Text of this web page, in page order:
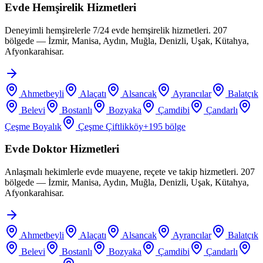
Evde Hemşirelik Hizmetleri
Deneyimli hemşirelerle 7/24 evde hemşirelik hizmetleri. 207
bölgede — İzmir, Manisa, Aydın, Muğla, Denizli, Uşak, Kütahya,
Afyonkarahisar.
Ahmetbeyli Alaçatı Alsancak Ayrancılar
Balatçık
Belevi
Bostanlı Bozyaka Çamdibi
Çandarlı
Çeşme Boyalık
Çeşme Çiftlikköy+195 bölge
Evde Doktor Hizmetleri
Anlaşmalı hekimlerle evde muayene, reçete ve takip hizmetleri. 207
bölgede — İzmir, Manisa, Aydın, Muğla, Denizli, Uşak, Kütahya,
Afyonkarahisar.
Ahmetbeyli Alaçatı Alsancak Ayrancılar
Balatçık
Belevi
Bostanlı Bozyaka Çamdibi Çandarlı